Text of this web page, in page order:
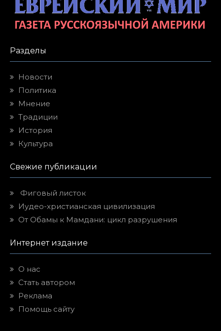
Разделы
Новости
Политика
Мнение
Традиции
История
Культура
Свежие публикации
Фиговый листок
Иудео-христианская цивилизация
От Обамы к Мамдани: цикл разрушения
Интернет издание
О нас
Стать автором
Реклама
Помощь сайту